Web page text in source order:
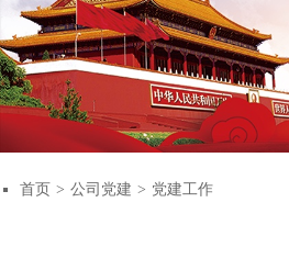
首页 公司党建 党建工作